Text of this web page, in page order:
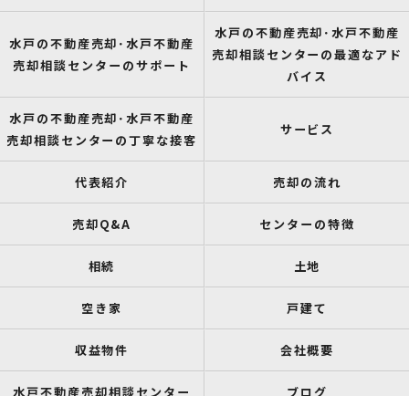
水戸の不動産売却･水戸不動産
売却相談センターのサポート
水戸の不動産売却･水戸不動産
売却相談センターの最適なアド
バイス
水戸の不動産売却･水戸不動産
売却相談センターの丁寧な接客
サービス
代表紹介 売却の流れ
売却Q&A センターの特徴
相続 土地
空き家 戸建て
収益物件 会社概要
水戸不動産売却相談センター ブログ